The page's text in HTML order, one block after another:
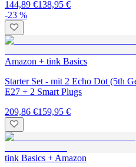
144,89 €138,95 €
-23 %
Amazon + tink Basics
Starter Set - mit 2 Echo Dot (5th
E27 + 2 Smart Plugs
209,86 €159,95 €
tink Basics + Amazon